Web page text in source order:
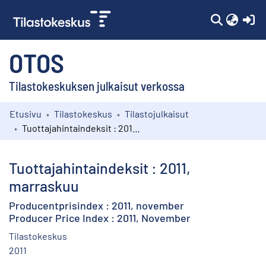
OTOS
Tilastokeskuksen julkaisut verkossa
Kokoelmat
Etusivu Tilastokeskus
Tilastojulkaisut
Tuottajahintaindeksit : 2011,
marraskuu
Producentprisindex : 2011, november
Producer Price Index : 2011, November
Tilastokeskus
2011